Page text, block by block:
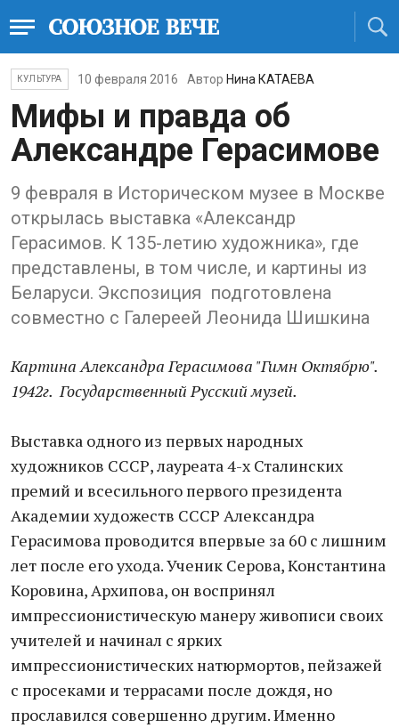
КУЛЬТУРА 10 февраля 2016 Автор Нина КАТАЕВА
Мифы и правда об
Александре Герасимове
9 февраля в Историческом музее в Москве
открылась выставка «Александр
Герасимов. К 135-летию художника», где
представлены, в том числе, и картины из
Беларуси. Экспозиция подготовлена
совместно с Галереей Леонида Шишкина
Картина Александра Герасимова "Гимн Октябрю".
1942г. Государственный Русский музей.
Выставка одного из первых народных
художников СССР, лауреата 4-х Сталинских
премий и всесильного первого президента
Академии художеств СССР Александра
Герасимова проводится впервые за 60 с лишним
лет после его ухода. Ученик Серова, Константина
Коровина, Архипова, он воспринял
импрессионистическую манеру живописи своих
учителей и начинал с ярких
импрессионистических натюрмортов, пейзажей
с просеками и террасами после дождя, но
прославился совершенно другим. Именно